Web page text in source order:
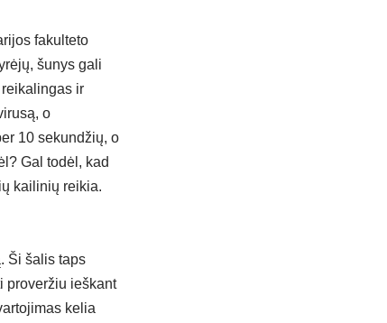
fakulteto
šunys gali
ir
o
10 sekundžių, o
Gal todėl, kad
kailinių reikia.
Ši šalis taps
proveržiu ieškant
kelia